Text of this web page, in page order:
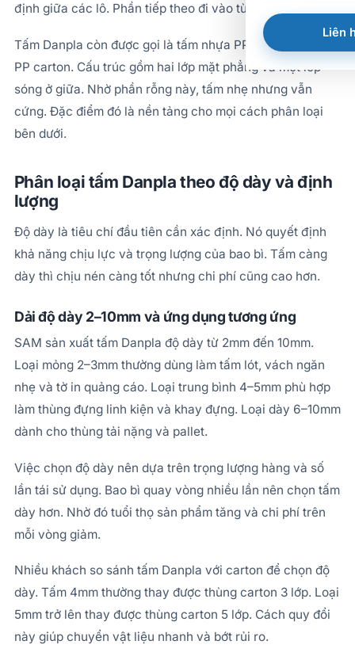
Liên
định giữa các lô. Phần tiếp theo đi vào từng nhóm cụ thể.
Tấm Danpla còn được gọi là tấm nhựa PP rỗng hoặc tấm
PP carton. Cấu trúc gồm hai lớp mặt phẳng và một lớp
sóng ở giữa. Nhờ phần rỗng này, tấm nhẹ nhưng vẫn
cứng. Đặc điểm đó là nền tảng cho mọi cách phân loại
bên dưới.
Phân loại tấm Danpla theo độ dày và định
lượng
Độ dày là tiêu chí đầu tiên cần xác định. Nó quyết định
khả năng chịu lực và trọng lượng của bao bì. Tấm càng
dày thì chịu nén càng tốt nhưng chi phí cũng cao hơn.
Dải độ dày 2–10mm và ứng dụng tương ứng
SAM sản xuất tấm Danpla độ dày từ 2mm đến 10mm.
Loại mỏng 2–3mm thường dùng làm tấm lót, vách ngăn
nhẹ và tờ in quảng cáo. Loại trung bình 4–5mm phù hợp
làm thùng đựng linh kiện và khay đựng. Loại dày 6–10mm
dành cho thùng tải nặng và pallet.
Việc chọn độ dày nên dựa trên trọng lượng hàng và số
lần tái sử dụng. Bao bì quay vòng nhiều lần nên chọn tấm
dày hơn. Nhờ đó tuổi thọ sản phẩm tăng và chi phí trên
mỗi vòng giảm.
Nhiều khách so sánh tấm Danpla với carton để chọn độ
dày. Tấm 4mm thường thay được thùng carton 3 lớp. Loại
5mm trở lên thay được thùng carton 5 lớp. Cách quy đổi
này giúp chuyển vật liệu nhanh và bớt rủi ro.